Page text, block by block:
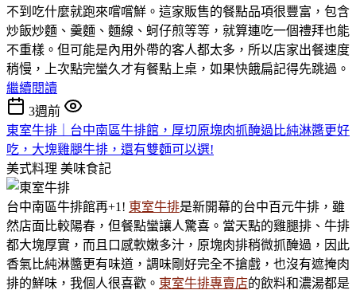
不到吃什麼就跑來嚐嚐鮮。這家販售的餐點品項很豐富，包含
炒飯炒麵、羹麵、麵線、蚵仔煎等等，就算連吃一個禮拜也能
不重樣。但可能是內用外帶的客人都太多，所以店家出餐速度
稍慢，上次點完蠻久才有餐點上桌，如果快餓扁記得先跳過。
繼續閱讀
3週前
東室牛排｜台中南區牛排館，厚切原塊肉抓醃過比純淋醬更好
吃，大塊雞腿牛排，還有雙麵可以選!
美式料理 美味食記
台中南區牛排館再+1! 東室牛排是新開幕的台中百元牛排，雖
然店面比較陽春，但餐點蠻讓人驚喜。當天點的雞腿排、牛排
都大塊厚實，而且口感軟嫩多汁，原塊肉排稍微抓醃過，因此
香氣比純淋醬更有味道，調味剛好完全不搶戲，也沒有遮掩肉
排的鮮味，我個人很喜歡。 東室牛排專賣店的飲料和濃湯都是